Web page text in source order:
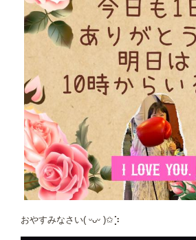
おやすみなさい( ᵕᴗᵕ )✩⡱